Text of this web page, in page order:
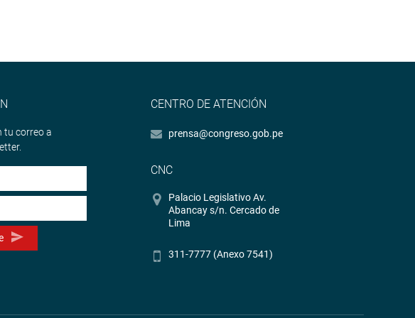
tu correo a
CENTRO DE ATENCIÓN
prensa@congreso.gob.pe
CNC
Palacio Legislativo Av.
Abancay s/n. Cercado de
Lima
311-7777 (Anexo 7541)